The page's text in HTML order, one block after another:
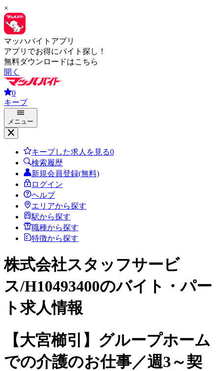
×
マッハバイトアプリ
アプリでお得にバイト探し！
無料ダウンロードはこちら
開く
0
キープ
メニュー
キープした求人を見る0
検索履歴
新規会員登録(無料)
ログイン
ヘルプ
エリアから探す
駅から探す
職種から探す
特徴から探す
株式会社スタッフサービ
ス/H10493400のバイト・パー
ト求人情報
【大宮櫛引】グループホーム
での介護のお仕事／週3～契